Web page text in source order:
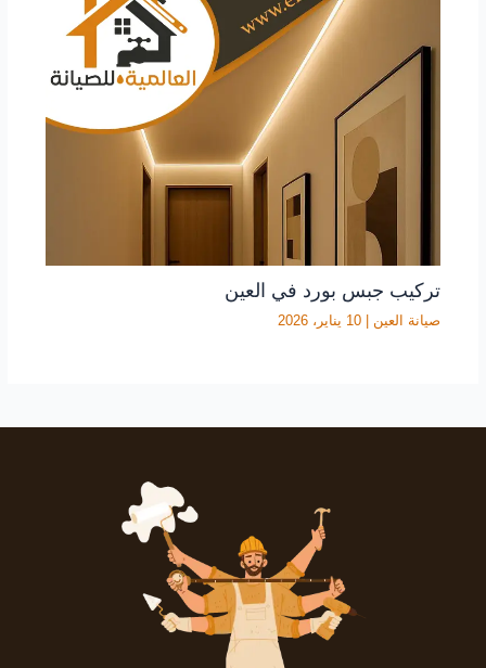
تركيب جبس بورد في العين
صيانة العين| 10 يناير، 2026